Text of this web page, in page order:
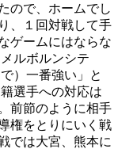
ので、ホームでし
、１回対戦して手
ゲームにはならな
ルボルンシテ
）一番強い」と
選手への対応は
前節のように相手
権をとりにいく戦
では大宮、熊本に